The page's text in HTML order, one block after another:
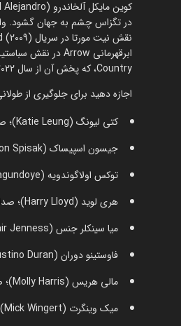
Country، که پخش آن از سال 2022 آغاز شده، نیز کوین را در نقش کاپیتان مانی پرز می‌بینیم. وی تاکنون دو فیلم کوتاه را کارگردانی کرده است.
اجازه دهید برای جلوگیری از
کتی لیونگ (Katie Leung)؛ صداپیشه شخصیت کیتلین کیرامن
جیسون اسپیساک (Jason Spisak)؛ صداپیشه شخصیت سیلکو
توکس اولاگوندویه (Toks Olagundoye)؛ صداپیشه شخصیت مل مداردا
هری لوید (Harry Lloyd)؛ صداپیشه شخصیت ویکتور
میا سینکلر جنس (Mia Sinclair Jenness)؛ صداپیشه شخصیت پاودر جوان
فاوستینو دوران (Faustino Duran)؛ صداپیشه شخصیت جیس تالیس جوان
مالی هریس (Molly Harris)؛ صداپیشه شخصیت مالی جوان
میک وینگرت (Mick Wingert)؛ صداپیشه شخصیت سیسیل بی هایمردینگر